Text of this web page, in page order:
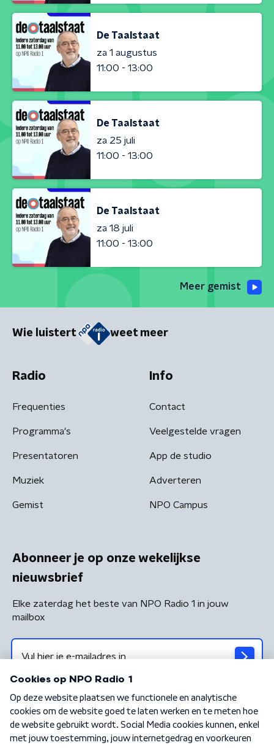
De Taalstaat
za 1 augustus
11:00 - 13:00
De Taalstaat
za 25 juli
11:00 - 13:00
De Taalstaat
za 18 juli
11:00 - 13:00
Meer gemist
Wie luistert weet meer
Radio
Frequenties
Programma's
Presentatoren
Muziek
Gemist
Info
Contact
Veelgestelde vragen
App de studio
Adverteren
NPO Campus
Abonneer je op onze wekelijkse
nieuwsbrief
Elke zaterdag het beste van NPO Radio 1 in jouw
mailbox
Algemene voorwaarden